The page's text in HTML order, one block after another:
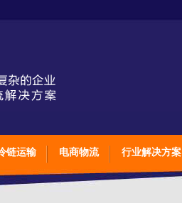
链运输 电商物流 行业解决方案